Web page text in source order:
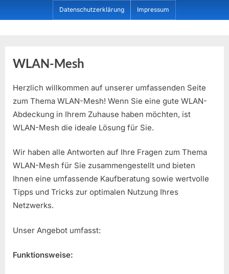
to
Datenschutzerklärung Impressum
WLAN-Mesh
Herzlich willkommen auf unserer umfassenden Seite
zum Thema WLAN-Mesh! Wenn Sie eine gute WLAN-
Abdeckung in Ihrem Zuhause haben möchten, ist
WLAN-Mesh die ideale Lösung für Sie.
Wir haben alle Antworten auf Ihre Fragen zum Thema
WLAN-Mesh für Sie zusammengestellt und bieten
Ihnen eine umfassende Kaufberatung sowie wertvolle
Tipps und Tricks zur optimalen Nutzung Ihres
Netzwerks.
Unser Angebot umfasst:
Funktionsweise: